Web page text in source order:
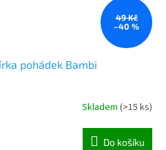
49 Kč
–40 %
pohádek Bambi
Skladem (>15 ks)
Do košíku